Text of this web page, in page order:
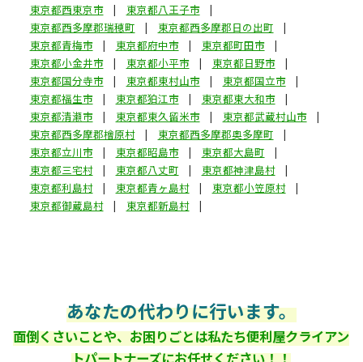
東京都西東京市
東京都八王子市
東京都西多摩郡瑞穂町
東京都西多摩郡日の出町
東京都青梅市
東京都府中市
東京都町田市
東京都小金井市
東京都小平市
東京都日野市
東京都国分寺市
東京都東村山市
東京都国立市
東京都福生市
東京都狛江市
東京都東大和市
東京都清瀬市
東京都東久留米市
東京都武蔵村山市
東京都西多摩郡檜原村
東京都西多摩郡奥多摩町
東京都立川市
東京都昭島市
東京都大島町
東京都三宅村
東京都八丈町
東京都神津島村
東京都利島村
東京都青ヶ島村
東京都小笠原村
東京都御蔵島村
東京都新島村
あなたの代わりに行います。
面倒くさいことや、お困りごとは私たち便利屋クライアン
トパートナーズにお任せください！！